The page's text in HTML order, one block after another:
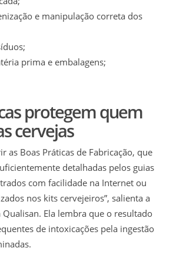
e manipulação correta dos
prima e embalagens;
protegem quem
cervejas
as Boas Práticas de Fabricação, que
detalhadas pelos guias
com facilidade na Internet ou
nos kits cervejeiros”, salienta a
Ela lembra que o resultado
de intoxicações pela ingestão